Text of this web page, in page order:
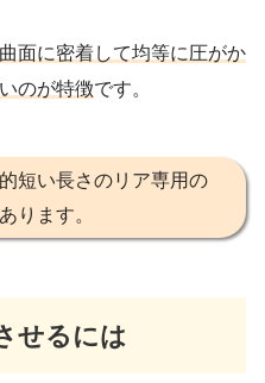
面に密着して均等に圧がか
のが特徴です。
短い長さのリア専用の
ります。
せるには